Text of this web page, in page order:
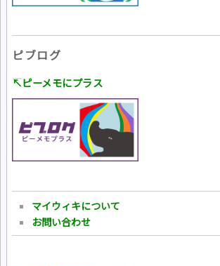
ピブログ
↸ピーメモにプラス
マイウィキについて
お問い合わせ